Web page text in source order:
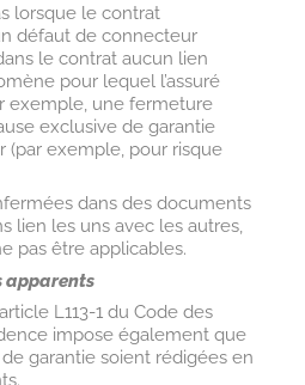
lorsque le contrat
défaut de connecteur
le contrat aucun lien
pour lequel l’assuré
exemple, une fermeture
exclusive de garantie
(par exemple, pour risque
dans des documents
lien les uns avec les autres,
pas être applicables.
apparents
L113-1 du Code des
impose également que
garantie soient rédigées en